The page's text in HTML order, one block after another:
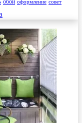
обои оформление совет